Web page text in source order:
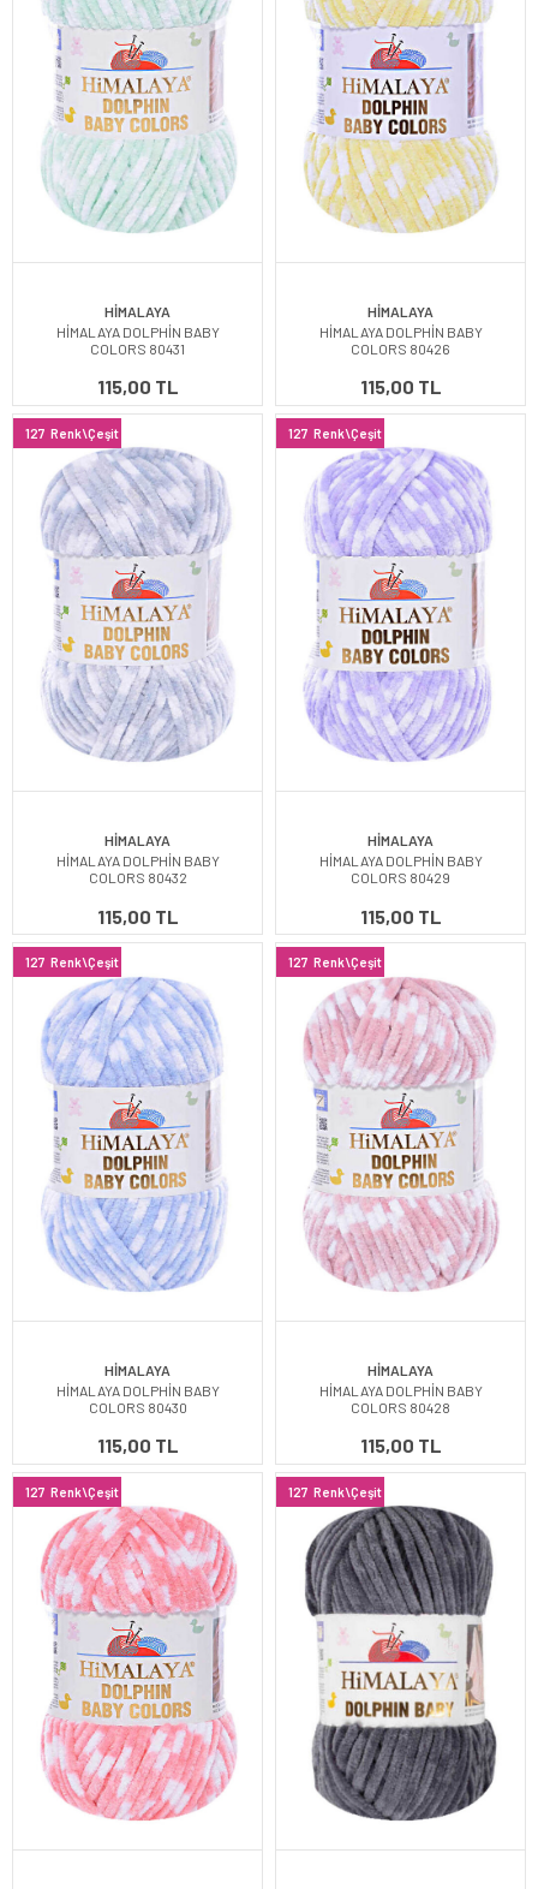
HİMALAYA
HİMALAYA DOLPHİN BABY
COLORS 80431
115,00 TL
HİMALAYA
HİMALAYA DOLPHİN BABY
COLORS 80426
115,00 TL
127 Renk\Çeşit
HİMALAYA
HİMALAYA DOLPHİN BABY
COLORS 80432
115,00 TL
127 Renk\Çeşit
HİMALAYA
HİMALAYA DOLPHİN BABY
COLORS 80429
115,00 TL
127 Renk\Çeşit
HİMALAYA
HİMALAYA DOLPHİN BABY
COLORS 80430
115,00 TL
127 Renk\Çeşit
HİMALAYA
HİMALAYA DOLPHİN BABY
COLORS 80428
115,00 TL
127 Renk\Çeşit 127 Renk\Çeşit